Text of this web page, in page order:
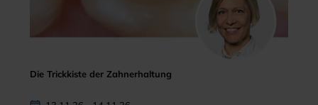
Die Trickkiste der Zahnerhaltung